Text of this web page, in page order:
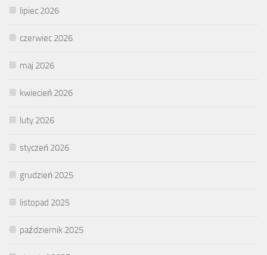
lipiec 2026
czerwiec 2026
maj 2026
kwiecień 2026
luty 2026
styczeń 2026
grudzień 2025
listopad 2025
październik 2025